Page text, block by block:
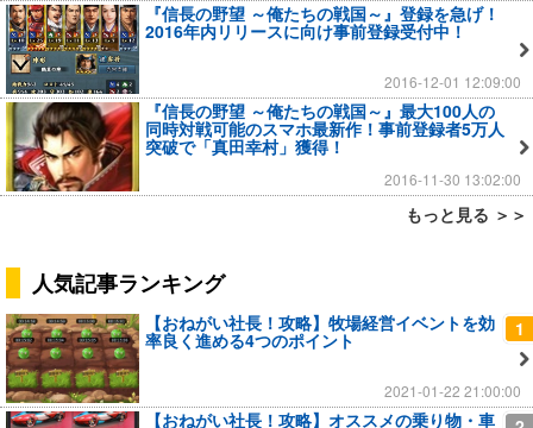
『信長の野望 ～俺たちの戦国～』登録を急げ！
2016年内リリースに向け事前登録受付中！
2016-12-01 12:09:00
『信長の野望 ～俺たちの戦国～』最大100人の
同時対戦可能のスマホ最新作！事前登録者5万人
突破で「真田幸村」獲得！
2016-11-30 13:02:00
もっと見る ＞＞
人気記事ランキング
1
【おねがい社長！攻略】牧場経営イベントを効
率良く進める4つのポイント
2021-01-22 21:00:00
【おねがい社長！攻略】オススメの乗り物・車